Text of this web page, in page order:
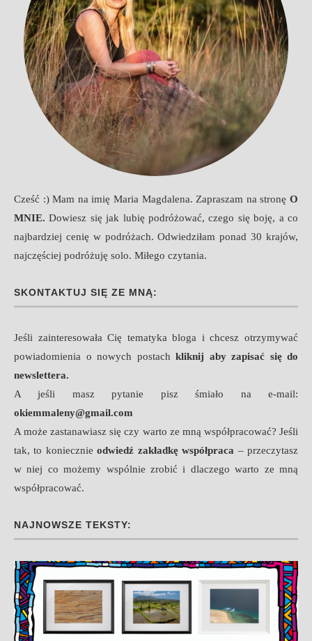
Cześć :) Mam na imię Maria Magdalena. Zapraszam na stronę O
MNIE.Dowiesz się jak lubię podróżować, czego się boję, a co
najbardziej cenię w podróżach. Odwiedziłam ponad 30 krajów,
najczęściej podróżuję solo. Miłego czytania.
SKONTAKTUJ SIĘ ZE MNĄ:
Jeśli zainteresowała Cię tematyka bloga i chcesz otrzymywać
powiadomienia o nowych postach kliknij aby zapisać się do
newslettera.
A jeśli masz pytanie pisz śmiało na e-mail:
okiemmaleny@gmail.com
A może zastanawiasz się czy warto ze mną współpracować? Jeśli
tak, to koniecznieodwiedź zakładkę współpraca – przeczytasz
w niej co możemy wspólnie zrobić i dlaczego warto ze mną
współpracować.
NAJNOWSZE TEKSTY: